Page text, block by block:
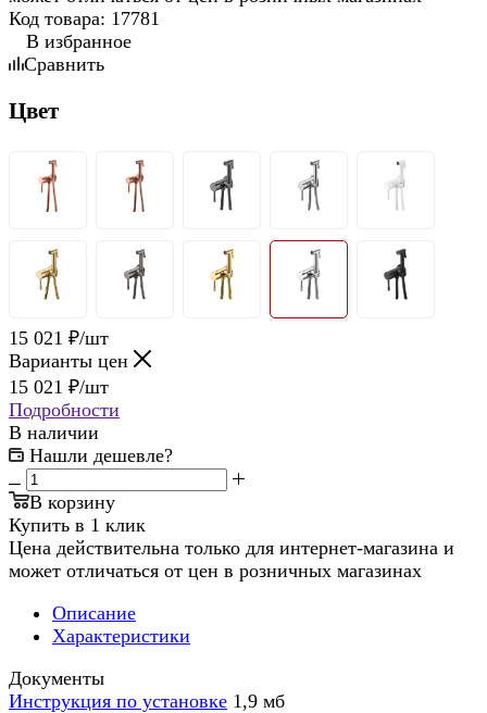
Код товара: 17781
В избранное
Сравнить
Цвет
15 021 ₽/шт
Варианты цен
15 021 ₽/шт
Подробности
В наличии
Нашли дешевле?
В корзину
Купить в 1 клик
Цена действительна только для интернет-магазина и
может отличаться от цен в розничных магазинах
Описание
Характеристики
Документы
Инструкция по установке 1,9 мб